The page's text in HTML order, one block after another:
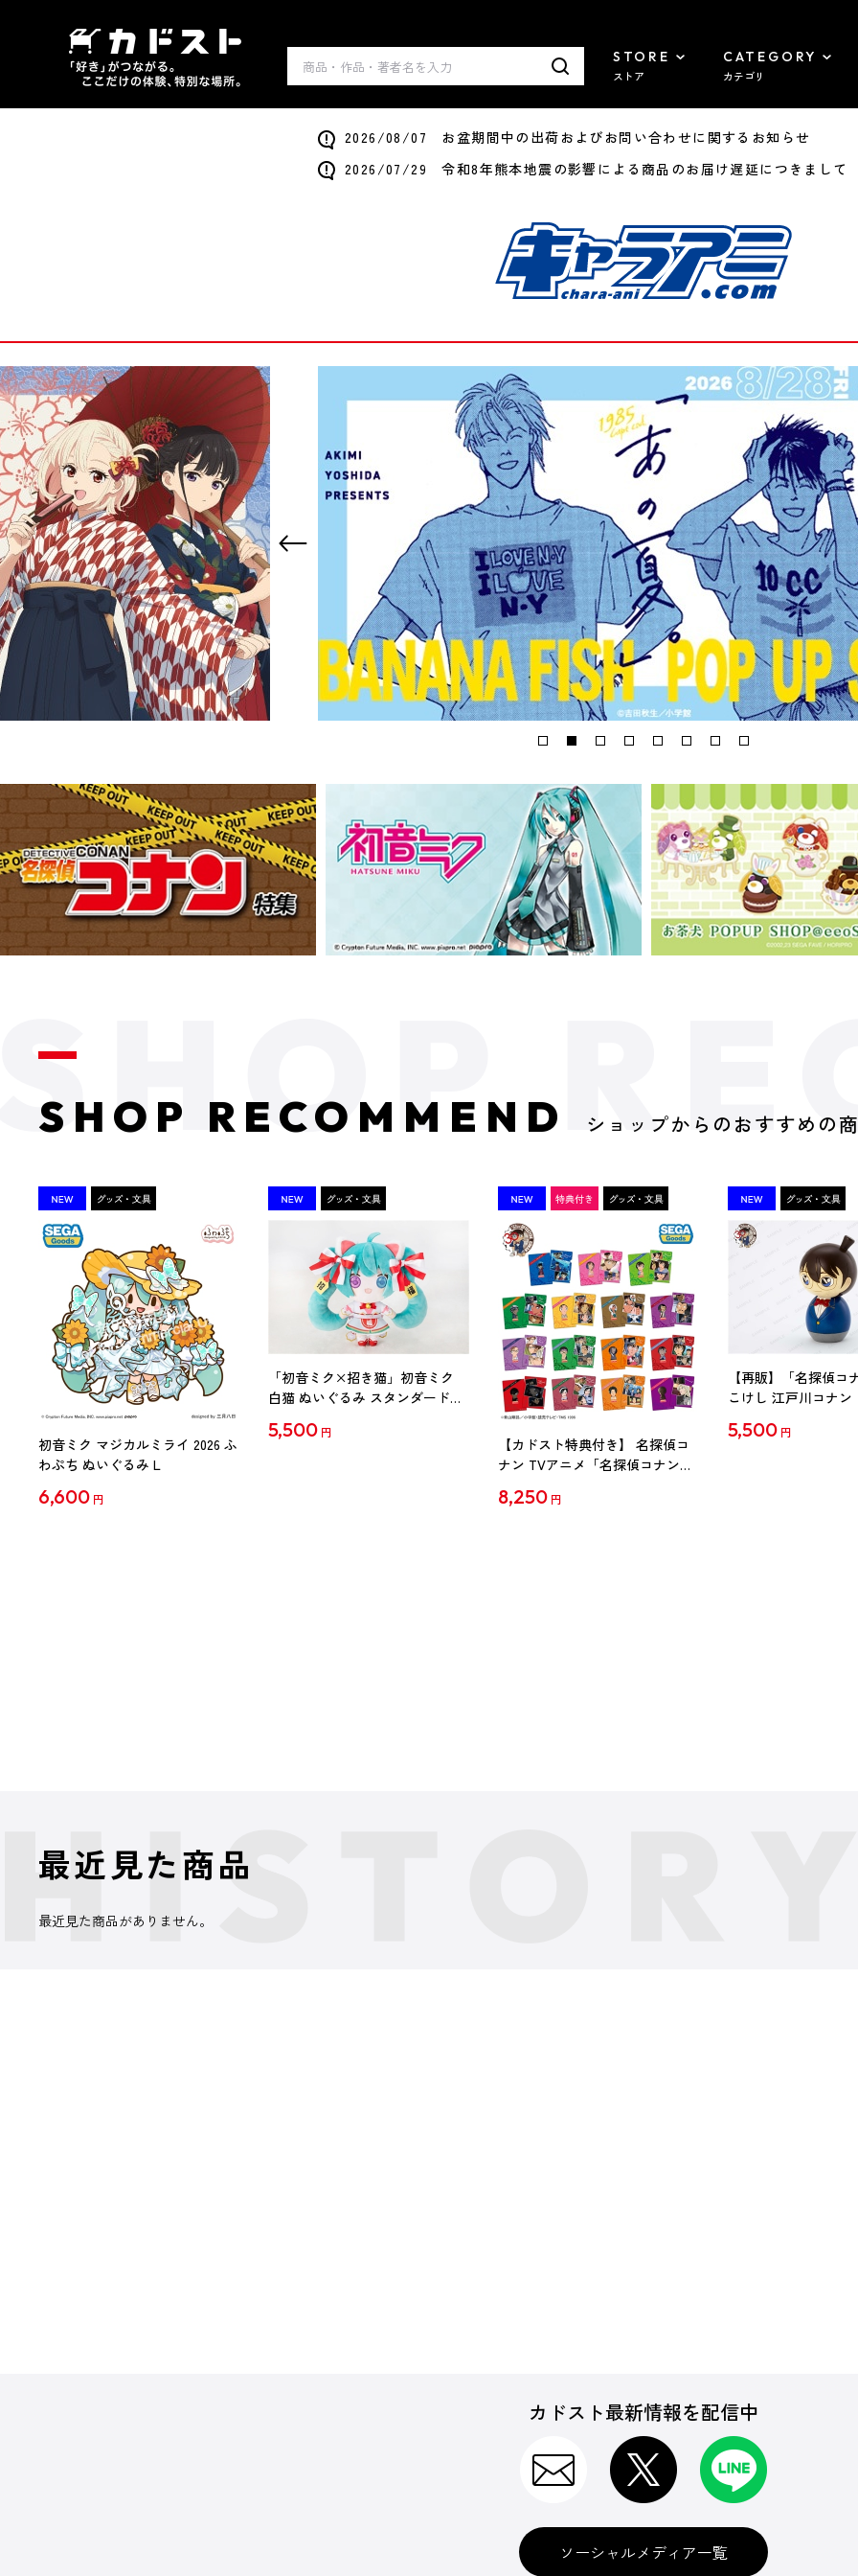
STORE
ストア
CATEGORY
カテゴリ
2026/08/07 お盆期間中の出荷およびお問い合わせに関するお知らせ
2026/07/29 令和8年熊本地震の影響による商品のお届け遅延につきまして
SHOP RECOMMEND ショップからのおすすめの
初音ミク マジカルミライ 2026 ふ
わぷち ぬいぐるみ L
6,600 円
「初音ミク×招き猫」初音ミク
白猫 ぬいぐるみ スタンダード
5,500 円
【カドスト特典付き】 名探偵コ
ナン TVアニメ「名探偵コナン」
【1BOX】
8,250 円
【再販】「名探偵コ
こけし 江戸川コナン
5,500 円
最近見た商品
最近見た商品がありません。
カドスト最新情報を配信中
ソーシャルメディア一覧